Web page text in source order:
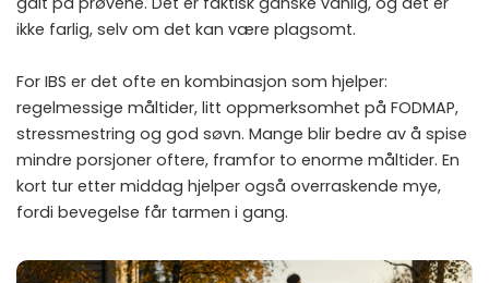
ikke farlig, selv om det kan være plagsomt.
For IBS er det ofte en kombinasjon som hjelper:
regelmessige måltider, litt oppmerksomhet på FODMAP,
stressmestring og god søvn. Mange blir bedre av å spise
mindre porsjoner oftere, framfor to enorme måltider. En
kort tur etter middag hjelper også overraskende mye,
fordi bevegelse får tarmen i gang.